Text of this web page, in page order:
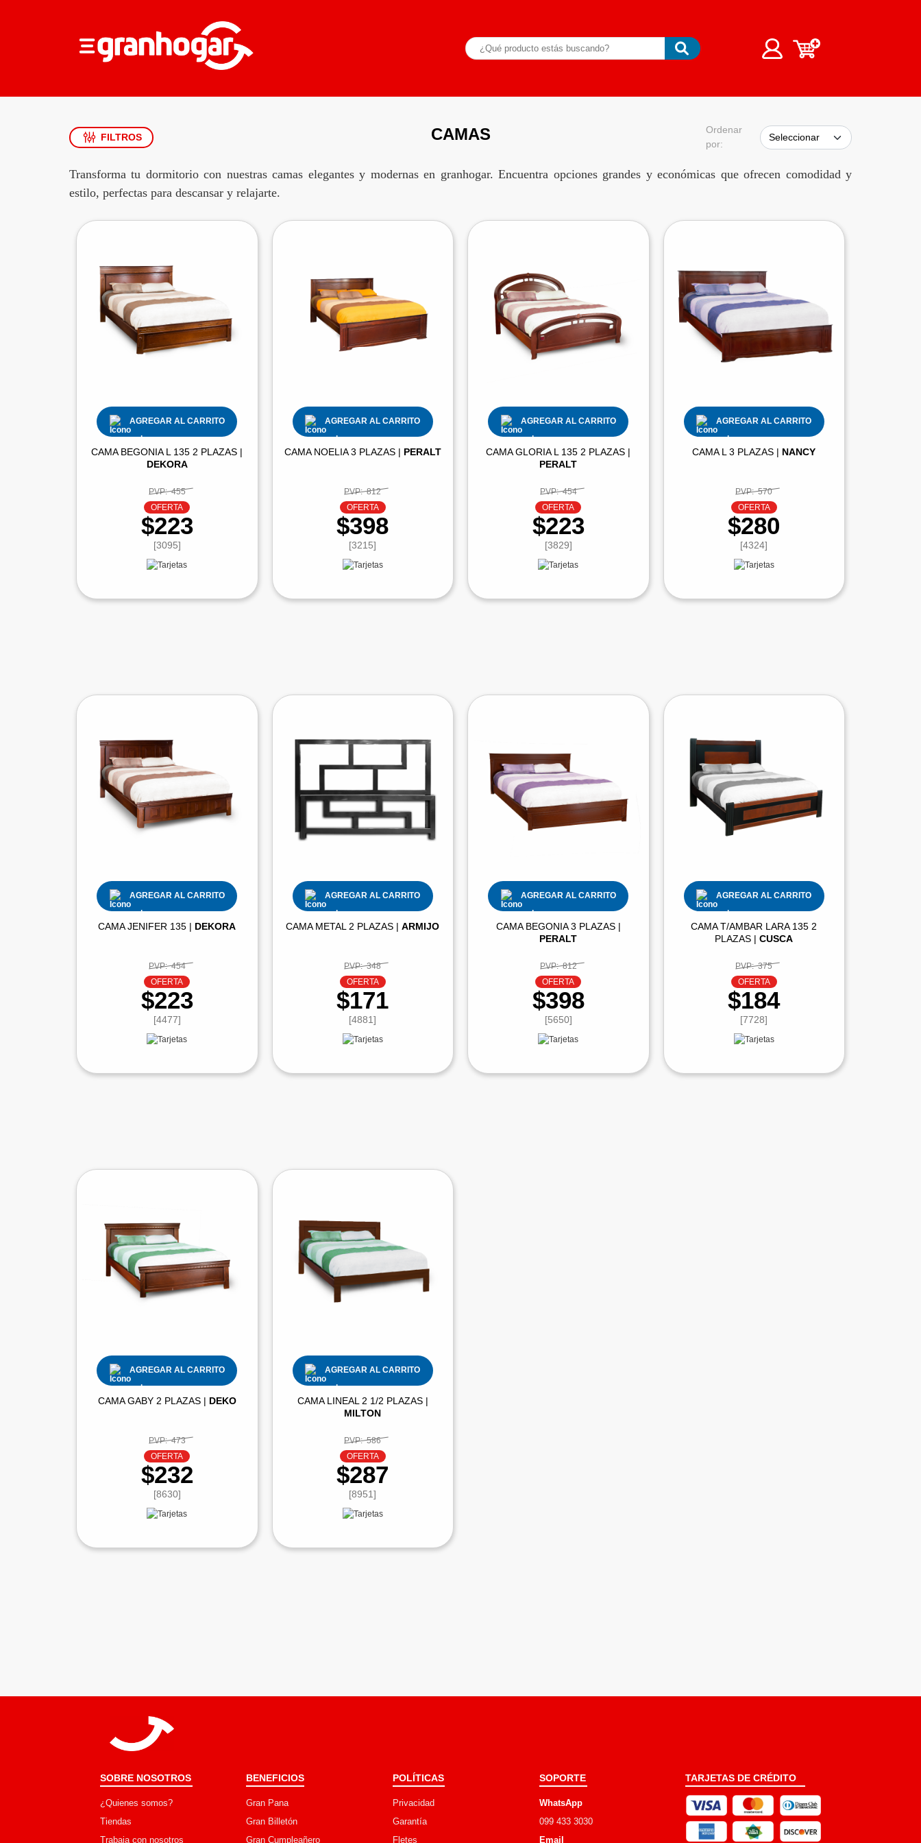
FILTROS CAMAS
Ordenar
por:
Transforma tu dormitorio con nuestras camas elegantes y modernas en granhogar. Encuentra opciones grandes y económicas que ofrecen comodidad y
estilo, perfectas para descansar y relajarte.
AGREGAR AL CARRITO
CAMA BEGONIA L 135 2 PLAZAS |
DEKORA
PVP: 455
OFERTA
$223
[3095]
AGREGAR AL CARRITO
CAMA NOELIA 3 PLAZAS | PERALT
PVP: 812
OFERTA
$398
[3215]
AGREGAR AL CARRITO
CAMA GLORIA L 135 2 PLAZAS |
PERALT
PVP: 454
OFERTA
$223
[3829]
AGREGAR AL CARRITO
CAMA L 3 PLAZAS | NANCY
PVP: 570
OFERTA
$280
[4324]
AGREGAR AL CARRITO
CAMA JENIFER 135 | DEKORA
PVP: 454
OFERTA
$223
[4477]
AGREGAR AL CARRITO
CAMA METAL 2 PLAZAS |ARMIJO
PVP: 348
OFERTA
$171
[4881]
AGREGAR AL CARRITO
CAMA BEGONIA 3 PLAZAS |
PERALT
PVP: 812
OFERTA
$398
[5650]
AGREGAR AL CARRITO
CAMA T/AMBAR LARA 135 2
PLAZAS |CUSCA
PVP: 375
OFERTA
$184
[7728]
AGREGAR AL CARRITO
CAMA GABY 2 PLAZAS | DEKO
PVP: 473
OFERTA
$232
[8630]
AGREGAR AL CARRITO
CAMA LINEAL 2 1/2 PLAZAS |
MILTON
PVP: 586
OFERTA
$287
[8951]
SOBRE NOSOTROS
¿Quienes somos?
Tiendas
Trabaja con nosotros
BENEFICIOS
Gran Pana
Gran Billetón
Gran Cumpleañero
POLÍTICAS
Privacidad
Garantía
Fletes
SOPORTE
WhatsApp
099 433 3030
Email
TARJETAS DE CRÉDITO